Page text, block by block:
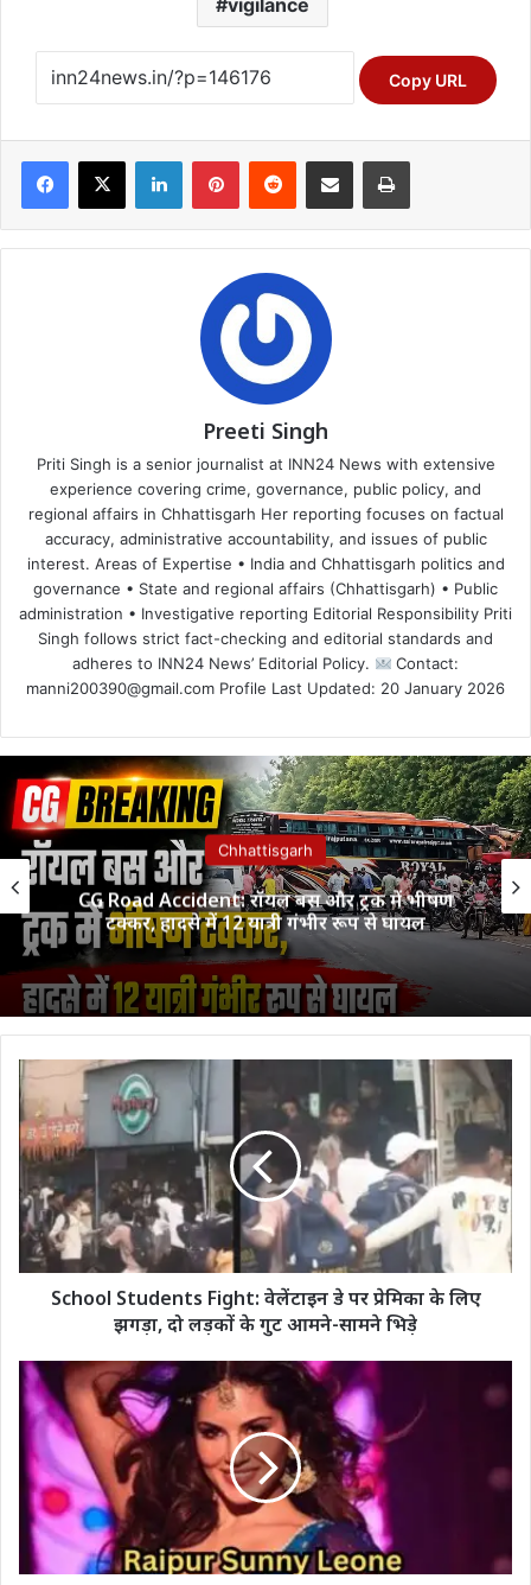
vigilance
Copy URL
Facebook
X LinkedInPinterestReddit Share via Email Print
Preeti Singh
Priti Singh is a senior journalist at INN24 News with extensive
experience covering crime, governance, public policy, and
regional affairs in Chhattisgarh Her reporting focuses on factual
accuracy, administrative accountability, and issues of public
interest. Areas of Expertise • India and Chhattisgarh politics and
governance • State and regional affairs (Chhattisgarh) • Public
administration • Investigative reporting Editorial Responsibility Priti
Singh follows strict fact-checking and editorial standards and
adheres to INN24 News’ Editorial Policy.
Contact:
manni200390@gmail.com Profile Last Updated: 20 January 2026
Chhattisgarh
CG Road Accident: रॉयल बस और ट्रक में भीषण
टक्कर, हादसे में 12 यात्री गंभीर रूप से घायल
School
Students
Fight: वेलेंटाइन
डे
प्रेमिका
के
लिए
झगड़ा,
गुट
आमने-
सामने
School Students Fight: वेलेंटाइन डे पर प्रेमिका के लिए
झगड़ा, दो लड़कों के गुट आमने-सामने भिड़े
Raipur
Sunny
Leone
Event
Cancel:
रायपुर
सनी
लियोनी